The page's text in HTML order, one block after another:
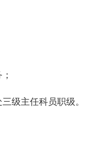
级主任科员职级。